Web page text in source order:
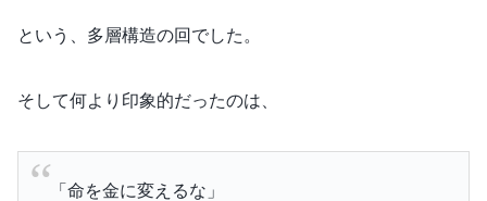
という、多層構造の回でした。
そして何より印象的だったのは、
「命を金に変えるな」